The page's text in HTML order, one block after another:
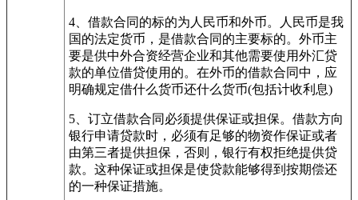
4、借款合同的标的为人民币和外币。人民币是我
国的法定货币，是借款合同的主要标的。外币主
要是供中外合资经营企业和其他需要使用外汇贷
款的单位借贷使用的。在外币的借款合同中，应
明确规定借什么货币还什么货币(包括计收利息)
5、订立借款合同必须提供保证或担保。借款方向
银行申请贷款时，必须有足够的物资作保证或者
由第三者提供担保，否则，银行有权拒绝提供贷
款。这种保证或担保是使贷款能够得到按期偿还
的一种保证措施。